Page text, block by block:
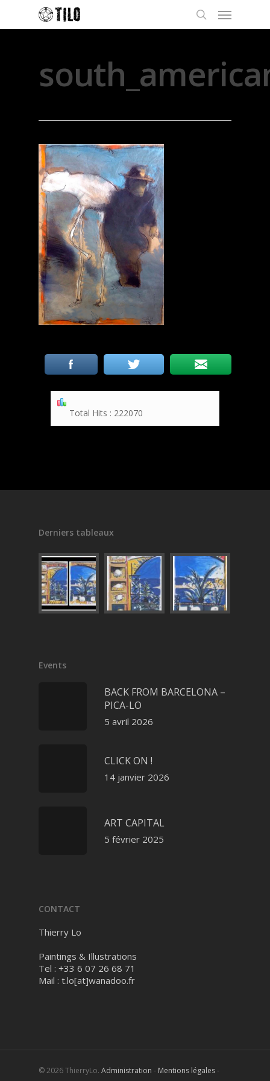
Total Hits : 222070
Derniers tableaux
Events
BACK FROM BARCELONA –
PICA-LO
5 avril 2026
CLICK ON !
14 janvier 2026
ART CAPITAL
5 février 2025
CONTACT
Thierry Lo
Paintings & Illustrations
Tel : +33 6 07 26 68 71
Mail : t.lo[at]wanadoo.fr
© 2026 ThierryLo. Administration - Mentions légales-